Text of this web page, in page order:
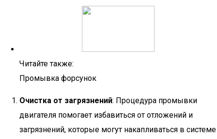
Читайте также:
Промывка форсунок
Очистка от загрязнений: Процедура промывки
двигателя помогает избавиться от отложений и
загрязнений, которые могут накапливаться в системе